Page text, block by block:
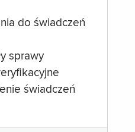
do świadczeń
sprawy
świadczeń